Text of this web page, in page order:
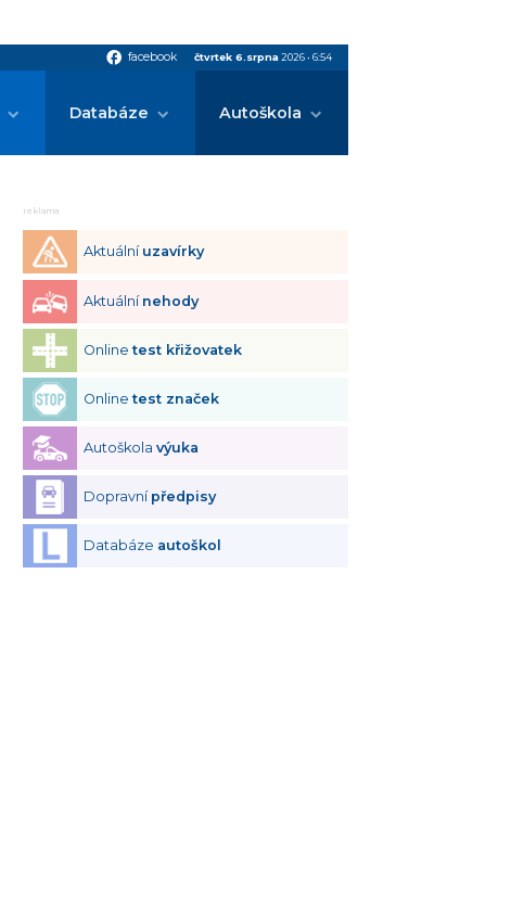
facebook facebook čtvrtek 6.srpna 2026• 6:54
Databáze Autoškola
reklama
Aktuální uzavírky
Aktuální nehody
Onlinetest křižovatek
Onlinetest značek
Autoškolavýuka
Dopravní předpisy
Databáze autoškol